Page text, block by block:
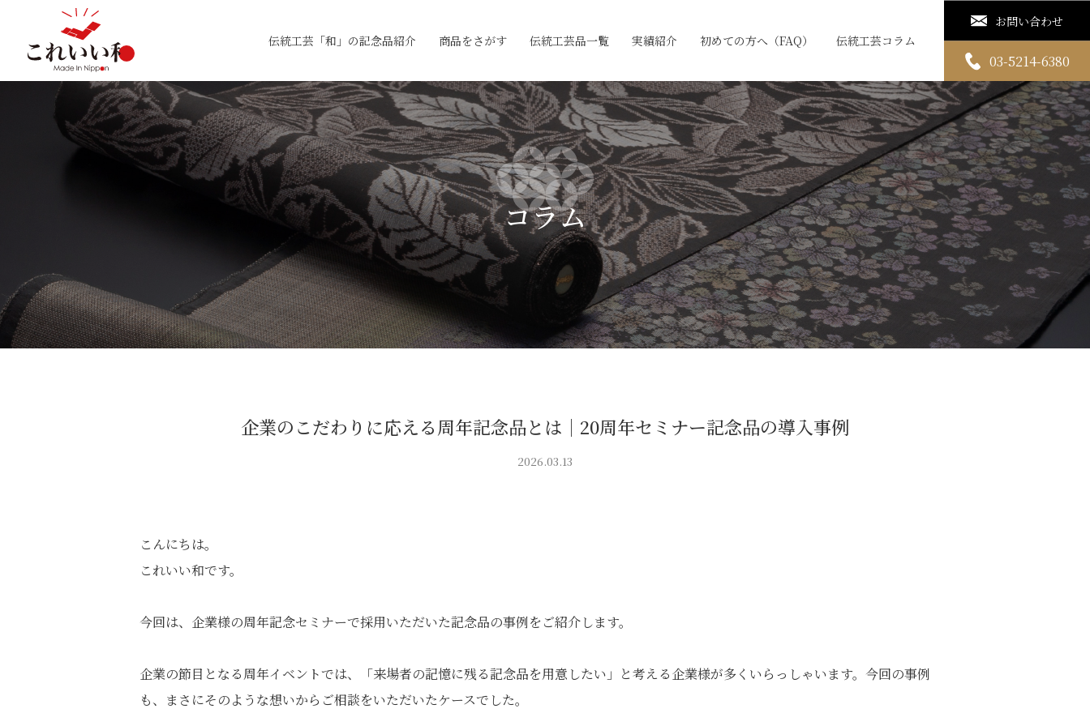
伝統工芸「和」の記念品紹介 商品をさがす 伝統工芸品一覧 実績紹介 初めての方へ（FAQ） 伝統工芸コラム
お問い合わせ
03-5214-6380
コラム
企業のこだわりに応える周年記念品とは｜20周年セミナー記念品の導入事例
2026.03.13
こんにちは。
これいい和です。
今回は、企業様の周年記念セミナーで採用いただいた記念品の事例をご紹介します。
企業の節目となる周年イベントでは、「来場者の記憶に残る記念品を用意したい」と考える企業様が多くいらっしゃいます。今回の事例
も、まさにそのような想いからご相談をいただいたケースでした。